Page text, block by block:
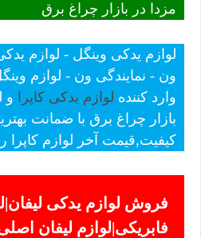
مزدا در بازار چراغ برق
لوازم یدکی وینگل - لوازم
ون - نمایندگی ون - لوازم
وارد کننده لوازم یدکی کاپرا
و
بازار چراغ برق با ضمانت
کیفیت,قیمت آخر لوازم کاپرا
فروش لوازم یدکی
فابریکی|لوازم لیفان